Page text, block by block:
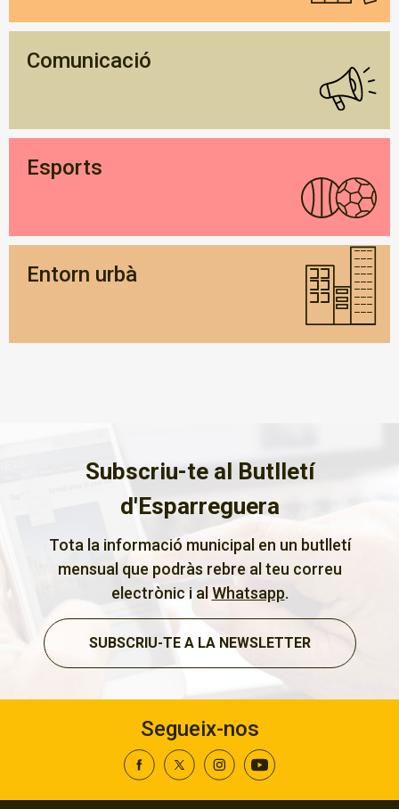
Comunicació
Esports
Entorn urbà
Subscriu-te al Butlletí
d'Esparreguera
Tota la informació municipal en un butlletí
mensual que podràs rebre al teu correu
electrònic i al Whatsapp.
SUBSCRIU-TE A LA NEWSLETTER
Segueix-nos